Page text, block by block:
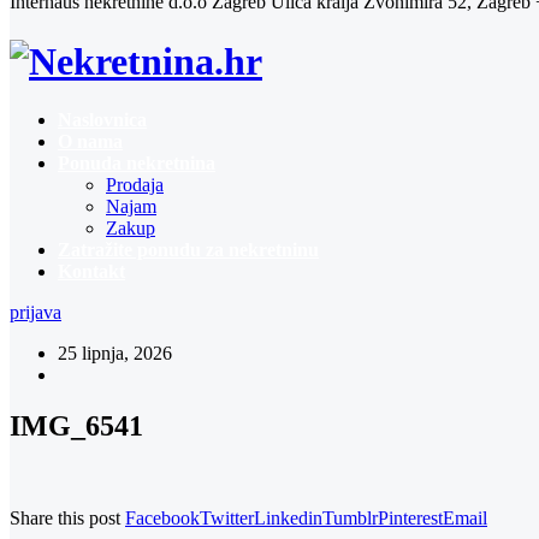
Prodaja
Najam
Zakup
prijava
25 lipnja, 2026
IMG_6541
Share this post FacebookTwitterLinkedinTumblrPinterestEmail